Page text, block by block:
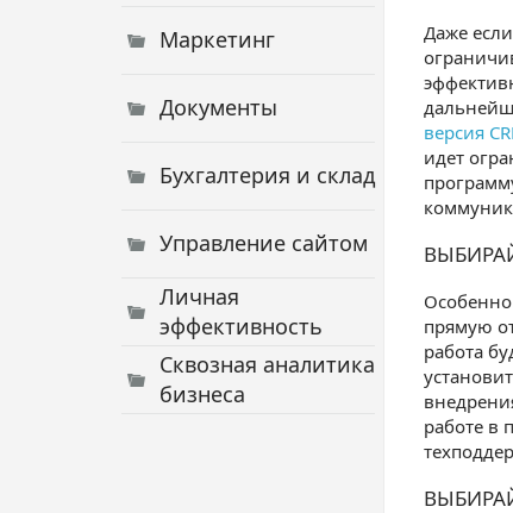
Маркетинг
Документы
Бухгалтерия и склад
Управление сайтом
Личная
эффективность
Сквозная аналитика
бизнеса
Даже
версия
идет
прямую
работа
работе в